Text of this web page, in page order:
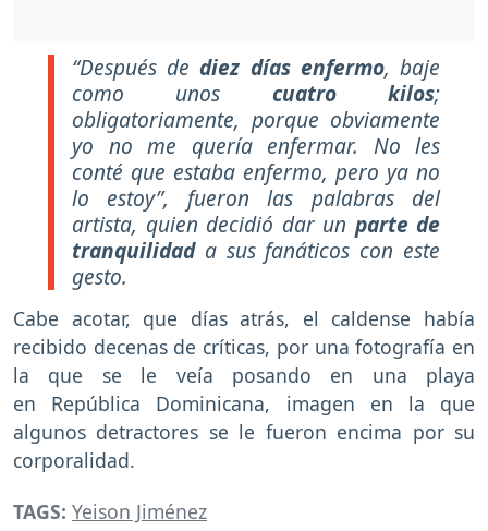
“Después dediez días enfermo, baje
como unos cuatro kilos;
obligatoriamente, porque obviamente
yo no me quería enfermar. No les
conté que estaba enfermo, pero ya no
lo estoy”, fueron las palabras del
artista, quien decidió dar un parte de
tranquilidada sus fanáticos con este
gesto.
Cabe acotar, que días atrás, el caldense había
recibido decenas de críticas, por una fotografía en
la que se le veía posando en una playa
en República Dominicana, imagen en la que
algunos detractores se le fueron encima por su
corporalidad.
TAGS: Yeison Jiménez